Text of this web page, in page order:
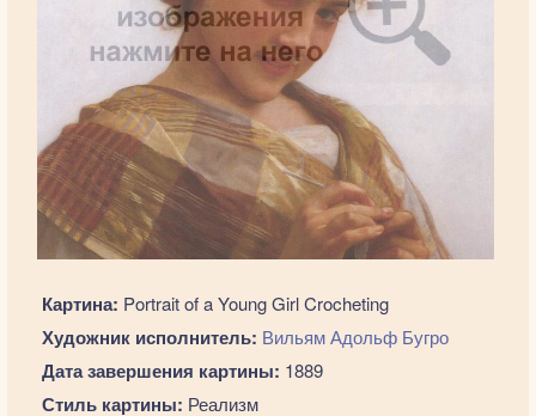
Картина: Portrait of a Young Girl Crocheting
Художник исполнитель: Вильям Адольф Бугро
Дата завершения картины: 1889
Стиль картины: Реализм